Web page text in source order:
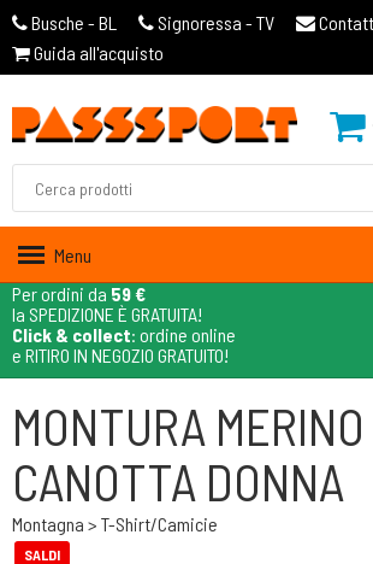
Busche - BL Signoressa - TV
Guida all'acquisto
Menu
Per ordini da 59 €
la SPEDIZIONE È GRATUITA!
Click & collect: ordine online
e RITIRO IN NEGOZIO GRATUITO!
MONTURA
CANOTTA DONNA
Montagna > T-Shirt/camicie
SALDI